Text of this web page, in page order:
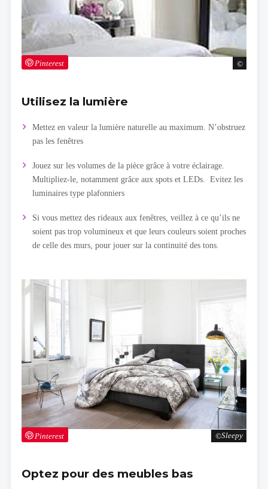
Pinterest
Sleepy
Pinterest
Utilisez la lumière
Mettez en valeur la lumière naturelle au maximum. N’obstruez
pas les fenêtres
Jouez sur les volumes de la pièce grâce à votre éclairage.
Multipliez-le, notamment grâce aux spots et LEDs. Evitez les
luminaires type plafonniers
Si vous mettez des rideaux aux fenêtres, veillez à ce qu’ils ne
soient pas trop volumineux et que leurs couleurs soient proches
de celle des murs, pour jouer sur la continuité des tons.
Optez pour des meubles bas